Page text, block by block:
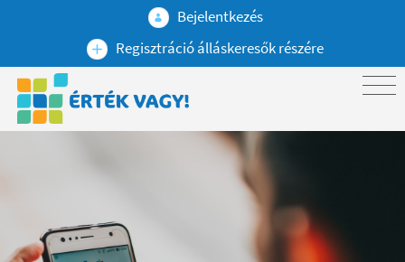
Bejelentkezés
Regisztráció álláskeresők részére